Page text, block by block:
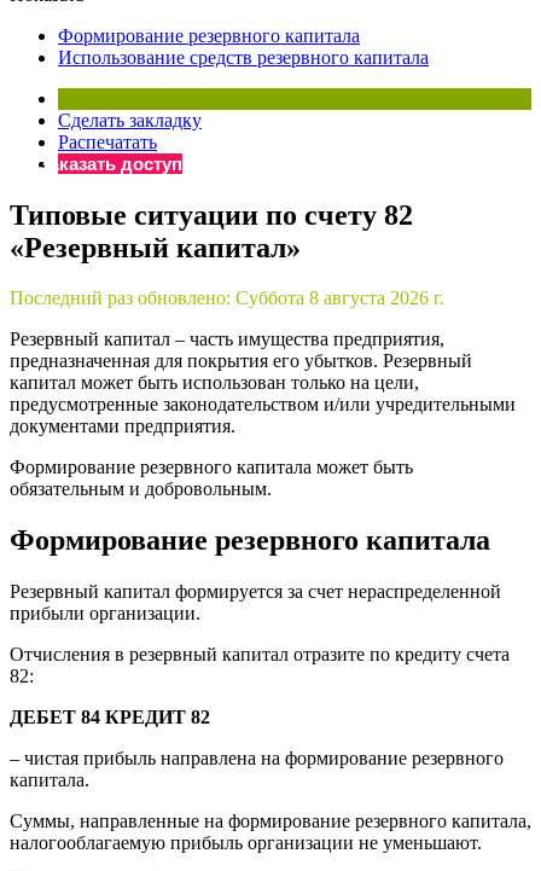
Бератор
«Практическая энциклопедия бухгалтера»
«Нормативные акты для бухгалтера»
Материалы электронного журнала
«Практическая бухгалтерия»
Формирование резервного капитала
Использование средств резервного капитала
Сделать закладку
Распечатать
Заказать доступ
Типовые ситуации по счету 82
«Резервный капитал»
Последний раз обновлено: Суббота 8 августа 2026 г.
Резервный капитал – часть имущества предприятия,
предназначенная для покрытия его убытков. Резервный
капитал может быть использован только на цели,
предусмотренные законодательством и/или учредительными
документами предприятия.
Формирование резервного капитала может быть
обязательным и добровольным.
Формирование резервного капитала
Резервный капитал формируется за счет нераспределенной
прибыли организации.
Отчисления в резервный капитал отразите по кредиту счета
82:
ДЕБЕТ 84 КРЕДИТ 82
– чистая прибыль направлена на формирование резервного
капитала.
Суммы, направленные на формирование резервного капитала,
налогооблагаемую прибыль организации не уменьшают.